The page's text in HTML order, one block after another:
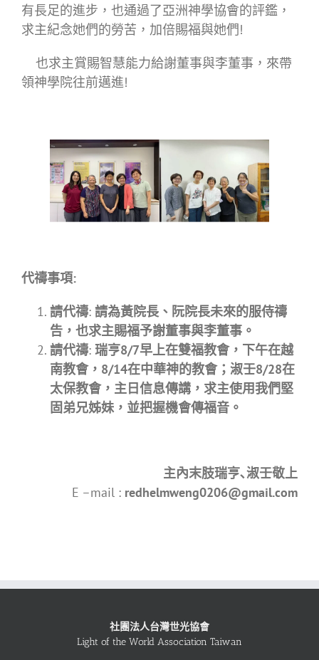
有長足的進步，也通過了亞洲神學協會的評鑑，
求主紀念她們的勞苦，加倍賜福與她們!
也求主賞賜智慧能力給謝董事與李董事，來帶
領神學院往前邁進!
代禱事項:
請代禱: 請為黃院長、阮院長未來的服侍禱
告，也求主賜福予謝董事與李董事。
請代禱: 瑞亨8/7早上在雙福教會，下午在越
南教會，8/14在中華神的教會；淑壬8/28在
太保教會，主日信息傳講，求主使用我們堅
固弟兄姊妹，並把握機會傳福音。
主內末肢瑞亨､淑壬敬上
E –mail : redhelmweng0206@gmail.com
社團法人台灣世光協會
Light of the World Association Taiwan